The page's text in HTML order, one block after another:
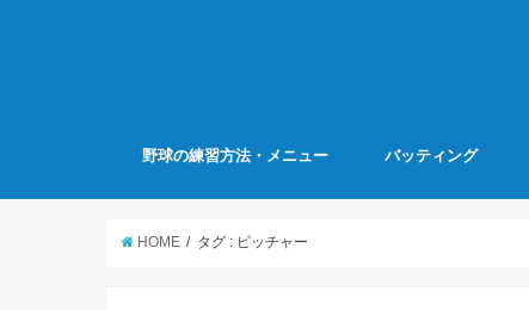
野球の練習方法・メニュー バッティング
HOME タグ : ピッチャー